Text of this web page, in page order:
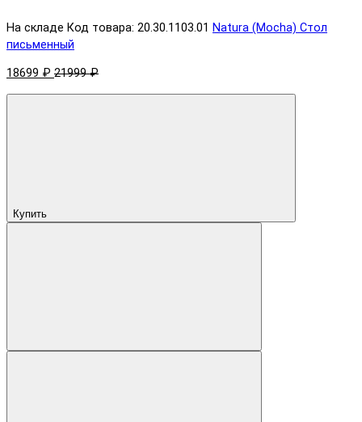
На складе Код товара: 20.30.1103.01 Natura (Mocha) Стол
письменный
18699 ₽ 21999 ₽
Купить